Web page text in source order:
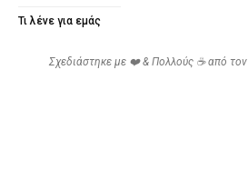
Τι λένε για εμάς
Σχεδιάστηκε με ❤️ & Πολλούς ☕ από τον